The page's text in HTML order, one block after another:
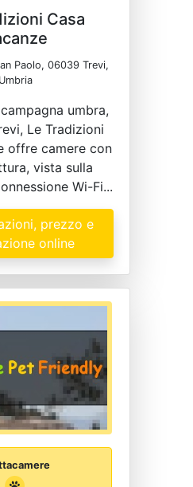
Casa
Paolo, 06039 Trevi,
Umbria
umbra,
Le Tradizioni
offre camere con
vista sulla
Wi-Fi...
prezzo e
online